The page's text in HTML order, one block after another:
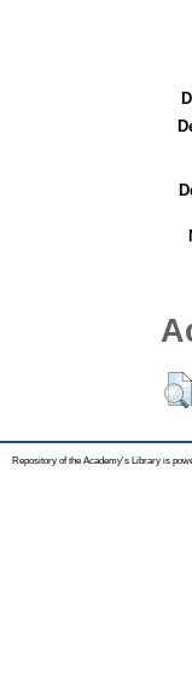
Repository of the Academy's Library is